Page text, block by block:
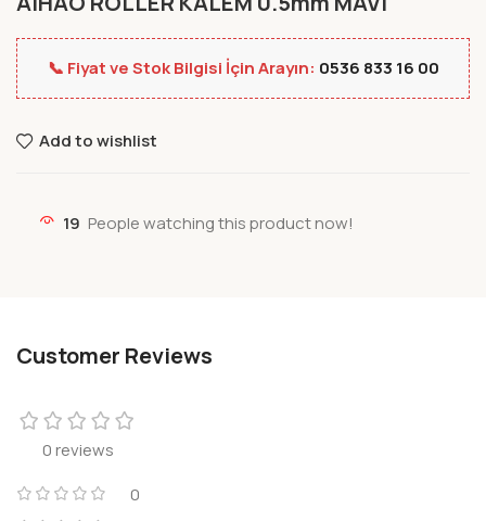
📞 Fiyat ve Stok Bilgisi İçin Arayın: 0536 833 16 00
Add to wishlist
19 People watching this product now!
Customer Reviews
0 reviews
0